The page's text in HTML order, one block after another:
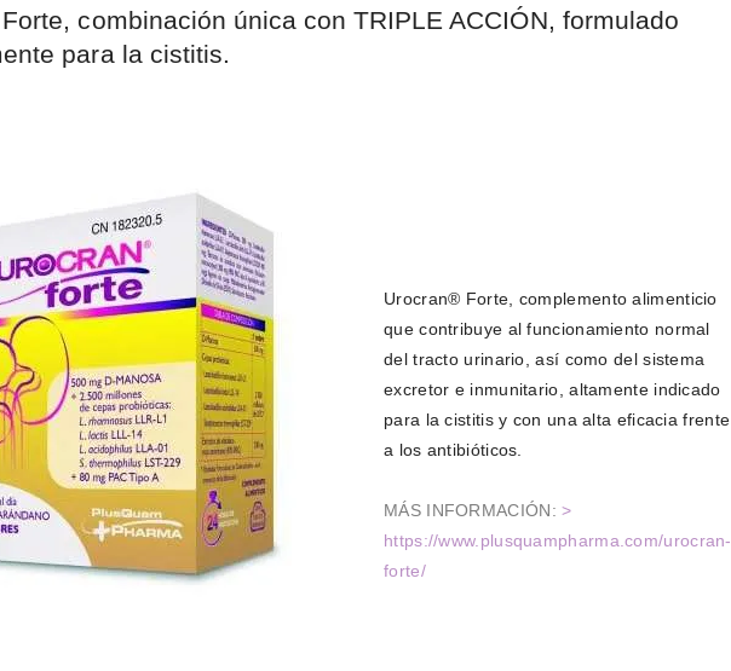
combinación única con TRIPLE ACCIÓN, formulado
para la cistitis.
Urocran® Forte, complemento alimenticio
que contribuye al funcionamiento normal
del tracto urinario, así como del sistema
excretor e inmunitario, altamente indicado
para la cistitis y con una alta eficacia frente
a los antibióticos.
MÁS INFORMACIÓN:>
https://www.plusquampharma.com/urocran-
forte/